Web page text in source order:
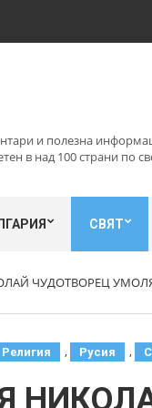
и полезна
в над 100 страни по
СВЯТ
ЧУДОТВОРЕЦ
Религия , Русия ,